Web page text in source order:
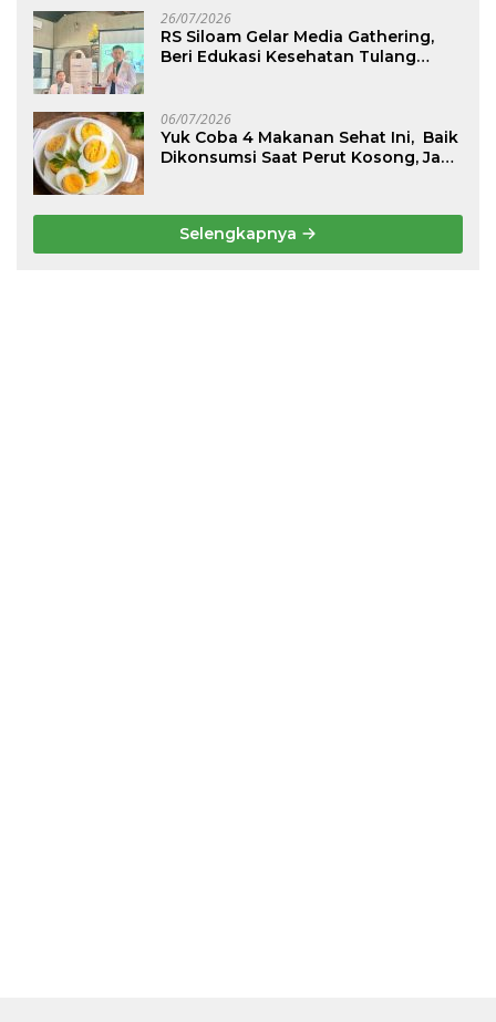
26/07/2026
RS Siloam Gelar Media Gathering,
Beri Edukasi Kesehatan Tulang
06/07/2026
Yuk Coba 4 Makanan Sehat Ini, Baik
Dikonsumsi Saat Perut Kosong, Jaga
Selengkapnya